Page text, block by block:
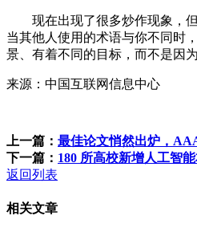
现在出现了很多炒作现象，但
当其他人使用的术语与你不同时
景、有着不同的目标，而不是因
来源：中国互联网信息中心
上一篇： 最佳论文悄然出炉，
下一篇： 180 所高校新增人工智
返回列表
相关文章